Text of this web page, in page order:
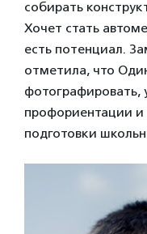
собирать
Хочет стать
есть потенциал.
отметила, что
фотографировать,
профориентации и
подготовки